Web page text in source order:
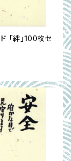
「絆」100枚セ